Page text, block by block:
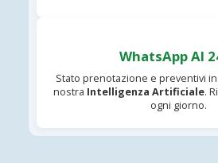
WhatsApp AI
Stato prenotazione e preventivi
nostra Intelligenza Artificiale.
ogni giorno.